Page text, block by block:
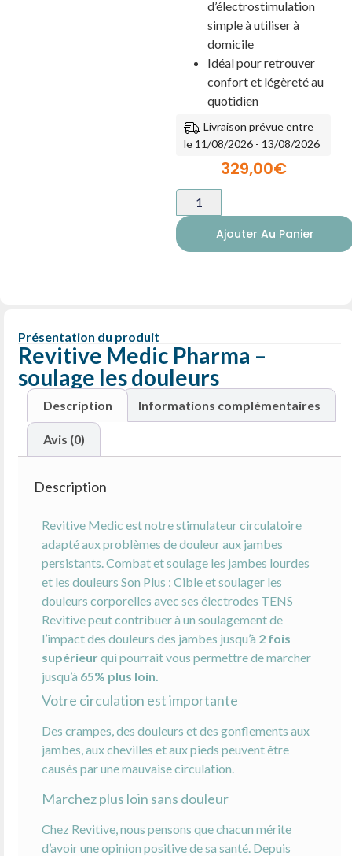
d’électrostimulation
simple à utiliser à
domicile
Idéal pour retrouver
confort et légèreté au
quotidien
Livraison prévue entre
le 11/08/2026 - 13/08/2026
329,00€
Ajouter Au Panier
Présentation du produit
Revitive Medic Pharma –
soulage les douleurs
Description Informations complémentaires
Avis (0)
Description
Revitive Medic est notre stimulateur circulatoire
adapté aux problèmes de douleur aux jambes
persistants. Combat et soulage les jambes lourdes
et les douleurs Son Plus : Cible et soulager les
douleurs corporelles avec ses électrodes TENS
Revitive peut contribuer à un soulagement de
l’impact des douleurs des jambes jusqu’à 2 fois
supérieurqui pourrait vous permettre de marcher
jusqu’à 65% plus loin.
Votre circulation est importante
Des crampes, des douleurs et des gonflements aux
jambes, aux chevilles et aux pieds peuvent être
causés par une mauvaise circulation.
Marchez plus loin sans douleur
Chez Revitive, nous pensons que chacun mérite
d’avoir une opinion positive de sa santé. Depuis